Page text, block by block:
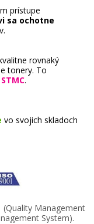
prístupe
sa ochotne
rovnaký
tonery. To
.
vo svojich skladoch
Management
System).